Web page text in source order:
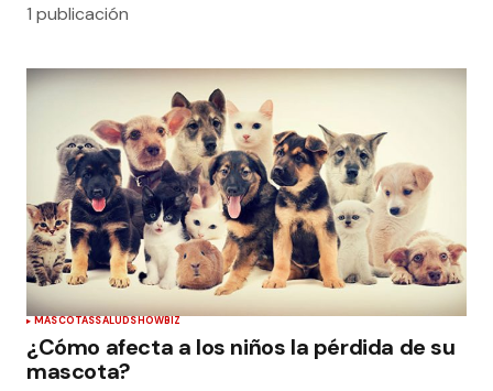
1 publicación
MASCOTASSALUDSHOWBIZ
¿Cómo afecta a los niños la pérdida de su
mascota?